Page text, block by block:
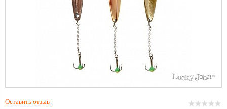
Оставить отзыв